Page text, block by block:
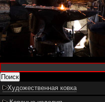
Художественная ковка